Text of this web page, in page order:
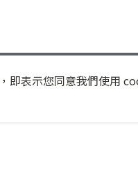
即表示您同意我們使用